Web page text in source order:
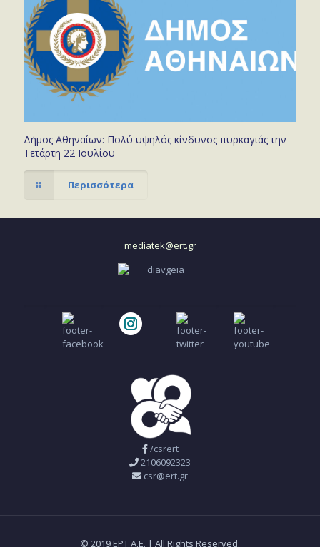
Δήμος Αθηναίων: Πολύ υψηλός κίνδυνος πυρκαγιάς την
Τετάρτη 22 Ιουλίου
Περισσότερα
mediatek@ert.gr
/csrert
2106092323
csr@ert.gr
© 2019 ΕΡΤ Α.Ε. | All Rights Reserved.